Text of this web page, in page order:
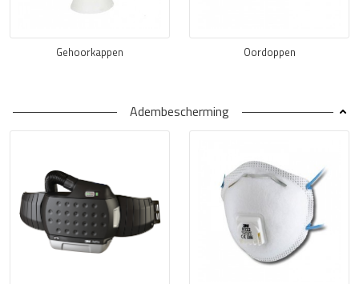
Gehoorkappen Oordoppen
Adembescherming